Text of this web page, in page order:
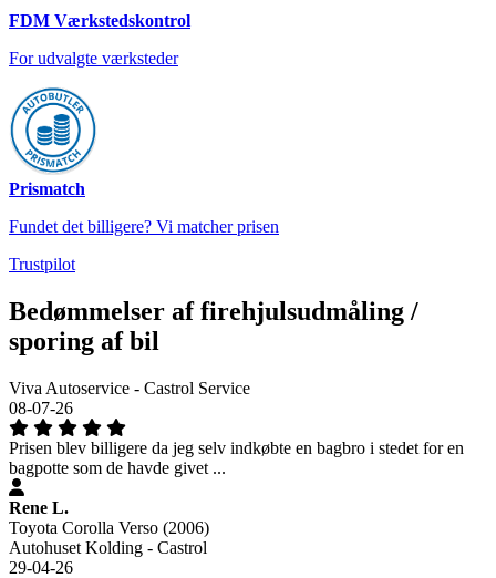
FDM Værkstedskontrol
For udvalgte værksteder
Prismatch
Fundet det billigere? Vi matcher prisen
Trustpilot
Bedømmelser af firehjulsudmåling /
sporing af bil
Viva Autoservice - Castrol Service
08-07-26
Prisen blev billigere da jeg selv indkøbte en bagbro i stedet for en
bagpotte som de havde givet ...
Rene L.
Toyota Corolla Verso (2006)
Autohuset Kolding - Castrol
29-04-26